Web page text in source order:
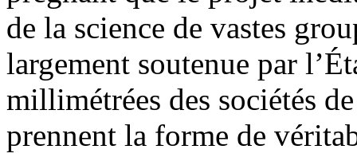
de la science de vastes
largement soutenue par
millimétrées des sociétés
prennent la forme de